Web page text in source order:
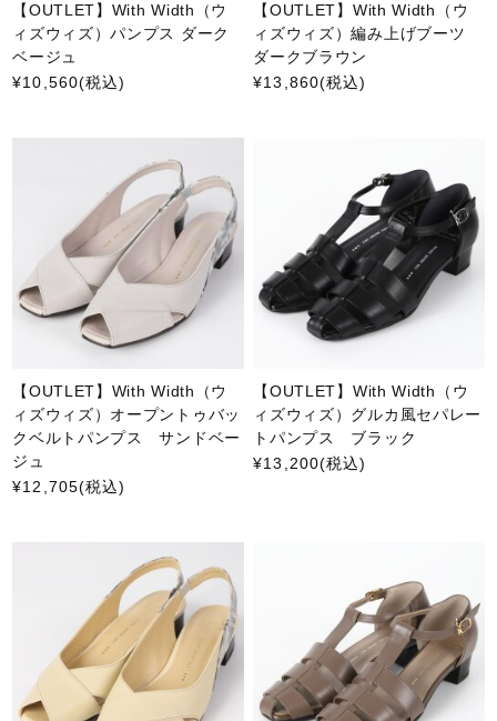
【OUTLET】With Width（ウ
ィズウィズ）パンプス ダーク
ベージュ
¥10,560(税込)
【OUTLET】With Width（ウ
ィズウィズ）編み上げブーツ
ダークブラウン
¥13,860(税込)
【OUTLET】With Width（ウ
ィズウィズ）オープントゥバッ
クベルトパンプス サンドベー
ジュ
¥12,705(税込)
【OUTLET】With Width（ウ
ィズウィズ）グルカ風セパレー
トパンプス ブラック
¥13,200(税込)